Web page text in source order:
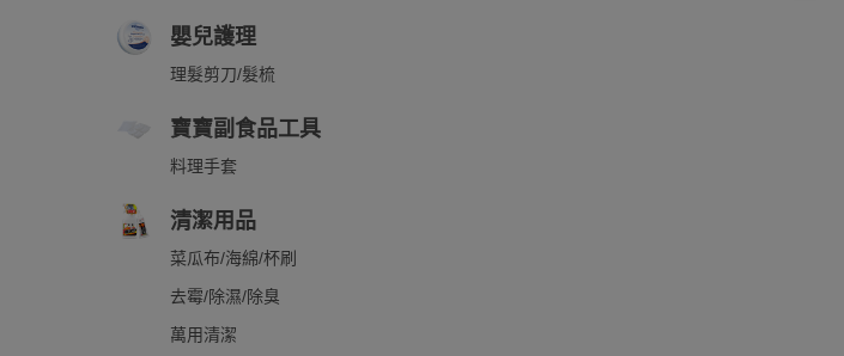
嬰兒護理
理髮剪刀/髮梳
寶寶副食品工具
料理手套
清潔用品
菜瓜布/海綿/杯刷
去霉/除濕/除臭
萬用清潔